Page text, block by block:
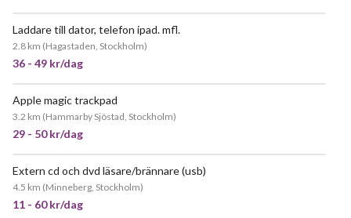
Laddare till dator, telefon ipad. mfl.
2.8 km (Hagastaden, Stockholm)
36 - 49 kr/dag
Apple magic trackpad
3.2 km (Hammarby Sjöstad, Stockholm)
29 - 50 kr/dag
Extern cd och dvd läsare/brännare (usb)
4.5 km (Minneberg, Stockholm)
11 - 60 kr/dag